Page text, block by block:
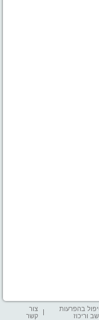
בהפרעות
וריכוז
צור
קשר